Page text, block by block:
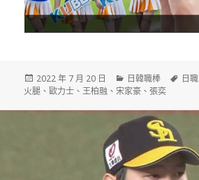
發
佈
期:
2022 年 7 月 20 日
分
類
日韓職棒
標
日職
火腿 、歐力士 、王柏融 、宋家豪 、張奕